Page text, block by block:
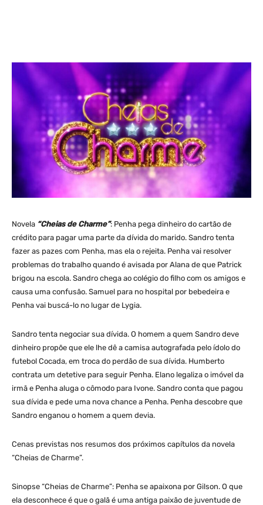
Novela “Cheias de Charme”: Penha pega dinheiro do cartão de
crédito para pagar uma parte da dívida do marido. Sandro tenta
fazer as pazes com Penha, mas ela o rejeita. Penha vai resolver
problemas do trabalho quando é avisada por Alana de que Patrick
brigou na escola. Sandro chega ao colégio do filho com os amigos e
causa uma confusão. Samuel para no hospital por bebedeira e
Penha vai buscá-lo no lugar de Lygia.
Sandro tenta negociar sua dívida. O homem a quem Sandro deve
dinheiro propõe que ele lhe dê a camisa autografada pelo ídolo do
futebol Cocada, em troca do perdão de sua dívida. Humberto
contrata um detetive para seguir Penha. Elano legaliza o imóvel da
irmã e Penha aluga o cômodo para Ivone. Sandro conta que pagou
sua dívida e pede uma nova chance a Penha. Penha descobre que
Sandro enganou o homem a quem devia.
Cenas previstas nos resumos dos próximos capítulos da novela
“Cheias de Charme”.
Sinopse “Cheias de Charme”: Penha se apaixona por Gilson. O que
ela desconhece é que o galã é uma antiga paixão de juventude de